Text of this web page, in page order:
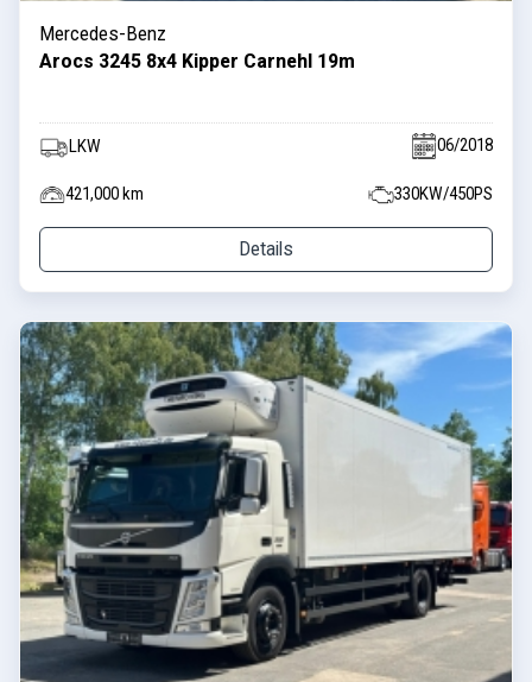
Mercedes-Benz
Arocs 3245 8x4 Kipper Carnehl 19m
LKW 06/2018
421,000 km 330KW/450PS
Details